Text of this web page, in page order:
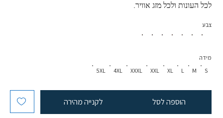
לכל העונות ולכל מזג אוויר.
צבע
S
M
L
XL
XXL
XXXL
4XL
5XL
מידה
הוספה לסל לקנייה מהירה